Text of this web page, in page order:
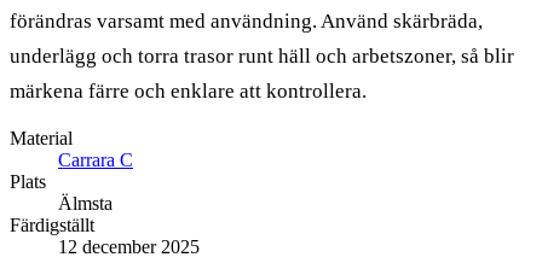
förändras varsamt med användning. Använd skärbräda,
underlägg och torra trasor runt häll och arbetszoner, så blir
märkena färre och enklare att kontrollera.
Material
Carrara C
Plats
Älmsta
Färdigställt
12 december 2025